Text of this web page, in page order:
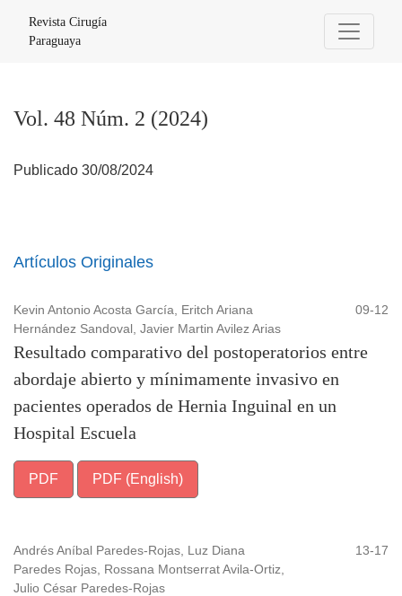
Revista Cirugía
Paraguaya
Vol. 48 Núm. 2 (2024)
Publicado 30/08/2024
Artículos Originales
Kevin Antonio Acosta García, Eritch Ariana
Hernández Sandoval, Javier Martin Avilez Arias
09-12
Resultado comparativo del postoperatorios entre
abordaje abierto y mínimamente invasivo en
pacientes operados de Hernia Inguinal en un
Hospital Escuela
PDF PDF (English)
Andrés Aníbal Paredes-Rojas, Luz Diana
Paredes Rojas, Rossana Montserrat Avila-Ortiz,
Julio César Paredes-Rojas
13-17